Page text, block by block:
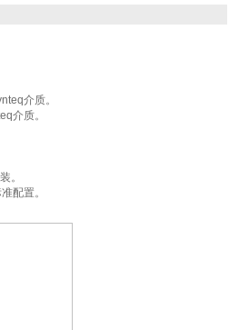
介质。
介质。
。
配置。